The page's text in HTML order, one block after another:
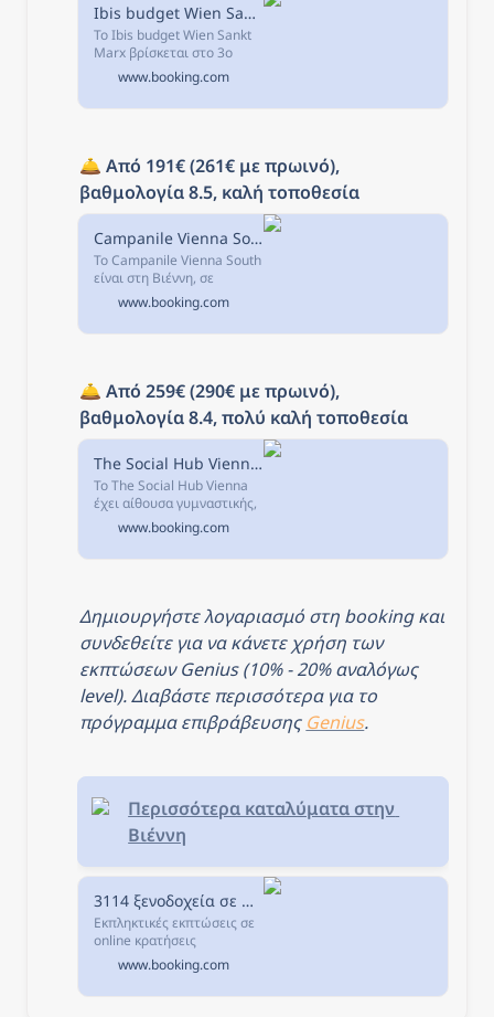
Ibis budget Wien Sankt Marx, Βιέννη, Αυστρία
Το Ibis budget Wien Sankt
Marx βρίσκεται στο 3ο
δημοτικό διαμέρισμα της
Βιέννης, σε απόσταση 2
λεπτών με τα πόδια από το
www.booking.com
🛎️ Από 191€ (261€ με πρωινό),
βαθμολογία 8.5, καλή τοποθεσία
Campanile Vienna South, Βιέννη, Αυστρία
Το Campanile Vienna South
είναι στη Βιέννη, σε
απόσταση 3,3 χλμ από το
σημείο ενδιαφέροντος
Κεντρικός Σταθμός Τρένου
www.booking.com
🛎️ Από 259€ (290€ με πρωινό),
βαθμολογία 8.4, πολύ καλή τοποθεσία
The Social Hub Vienna, Βιέννη, Αυστρία
Το The Social Hub Vienna
έχει αίθουσα γυμναστικής,
κήπο, κοινόχρηστο χώρο
lounge και βεράντα, στον
προορισμό Βιέννη.
www.booking.com
Δημιουργήστε λογαριασμό στη booking και
συνδεθείτε για να κάνετε χρήση των
εκπτώσεων Genius (10% - 20% αναλόγως
level). Διαβάστε περισσότερα για το
πρόγραμμα επιβράβευσης Genius.
Περισσότερα καταλύματα στην
Βιέννη
3114 ξενοδοχεία σε Βιέννη, Αυστρία.
Εκπληκτικές εκπτώσεις σε
online κρατήσεις
ξενοδοχείων σε Βιέννη,
Αυστρία. Διαθεσιμότητα
και εξαιρετικές τιμές.
www.booking.com